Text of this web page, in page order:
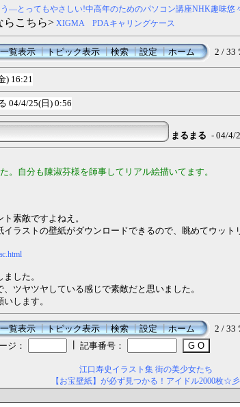
―とってもやさしい!中高年のためのパソコン講座NHK趣味悠
らこちら> XIGMA PDAキャリングケース
一覧表示┃トピック表示┃検索┃設定┃ホーム 2 / 33
) 16:21
04/4/25(日) 0:56
まるまる - 04/4/
。自分も陳淑芬様を師事してリアル絵描いてます。
素敵ですよねえ。
ラストの壁紙がダウンロードできるので、眺めてウット
した。
ツヤツヤしている感じで素敵だと思いました。
します。
一覧表示┃トピック表示┃検索┃設定┃ホーム 2 / 33
ジ：
記事番号：
江口寿史イラスト集 街の美少女たち
【お宝壁紙】が必ず見つかる！アイドル2000枚☆彡